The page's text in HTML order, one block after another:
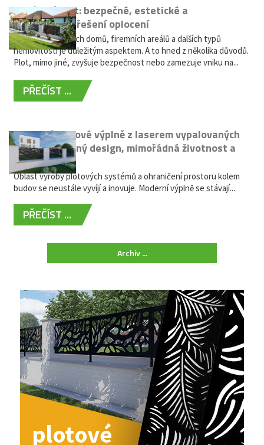
Hliníkový plot: bezpečné, estetické a
bezúdržbové řešení oplocení
Oplocení rodinných domů, firemních areálů a dalších typů
nemovitostí je důležitým aspektem. A to hned z několika důvodů.
Plot, mimo jiné, zvyšuje bezpečnost nebo zamezuje vniku na...
PŘEČÍST ...
Moderní plotové výplně z laserem vypalovaných
kovů: výjimečný design, mimořádná životnost a
žádná údržba
Oblast výroby plotových systémů a ohraničení prostoru kolem
budov se neustále vyvíjí a inovuje. Moderní výplně se stávají...
PŘEČÍST ...
Archiv ...